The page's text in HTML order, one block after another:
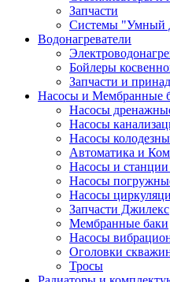
Запчасти
Системы "Умный
Водонагреватели
Бойлеры
Запчасти и
Насосы и Мембранные
Насосы
Насосы
Насосы
Автоматика и
Насосы и
Насосы
Насосы
Запчасти Джилекс
Мембранные баки
Насосы
Оголовки
Тросы